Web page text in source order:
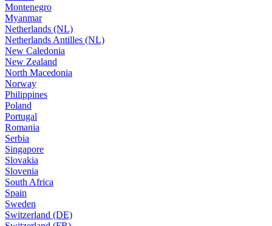
Montenegro
Myanmar
Netherlands (NL)
Netherlands Antilles (NL)
New Caledonia
New Zealand
North Macedonia
Norway
Philippines
Poland
Portugal
Romania
Serbia
Singapore
Slovakia
Slovenia
South Africa
Spain
Sweden
Switzerland (DE)